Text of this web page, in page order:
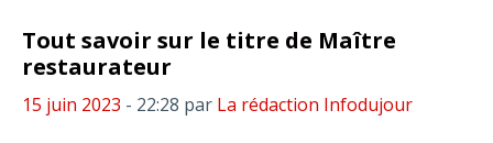
Tout savoir sur le titre de Maître
restaurateur
15 juin 2023 - 22:28 par La rédaction Infodujour